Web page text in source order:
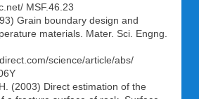
MSF.46.23
Grain boundary design and
materials. Mater. Sci. Engng.
science/article/abs/
(2003) Direct estimation of the